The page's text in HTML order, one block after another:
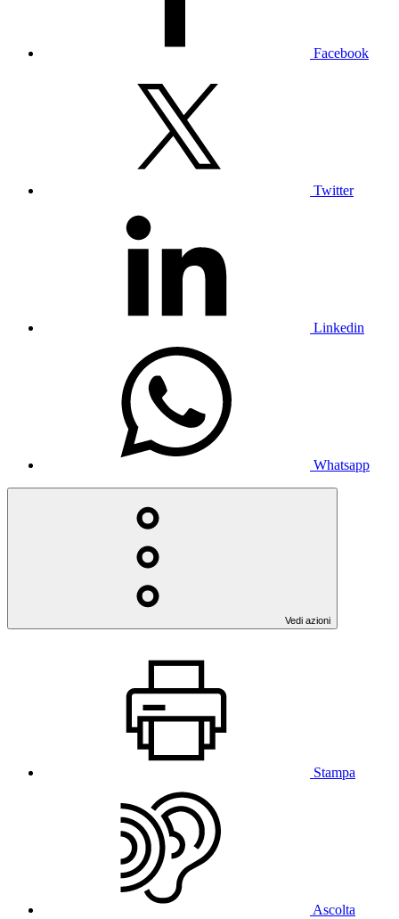
Facebook
Twitter
Linkedin
Whatsapp
Vedi azioni
Stampa
Ascolta